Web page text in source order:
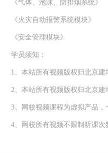
《气体、泡沫、防排烟系统》
《火灾自动报警系统模块》
《安全管理模块》
学员须知：
1、本站所有视频版权归北京建
2、本站所有视频版权归北京建
3、网校视频课程为虚拟产品，
4、网校所有视频不限制听课次